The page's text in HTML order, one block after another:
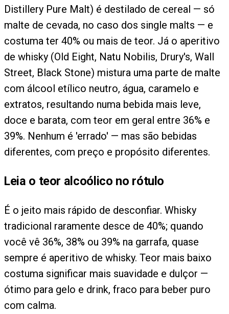
Distillery Pure Malt) é destilado de cereal — só
malte de cevada, no caso dos single malts — e
costuma ter 40% ou mais de teor. Já o aperitivo
de whisky (Old Eight, Natu Nobilis, Drury's, Wall
Street, Black Stone) mistura uma parte de malte
com álcool etílico neutro, água, caramelo e
extratos, resultando numa bebida mais leve,
doce e barata, com teor em geral entre 36% e
39%. Nenhum é 'errado' — mas são bebidas
diferentes, com preço e propósito diferentes.
Leia o teor alcoólico no rótulo
É o jeito mais rápido de desconfiar. Whisky
tradicional raramente desce de 40%; quando
você vê 36%, 38% ou 39% na garrafa, quase
sempre é aperitivo de whisky. Teor mais baixo
costuma significar mais suavidade e dulçor —
ótimo para gelo e drink, fraco para beber puro
com calma.